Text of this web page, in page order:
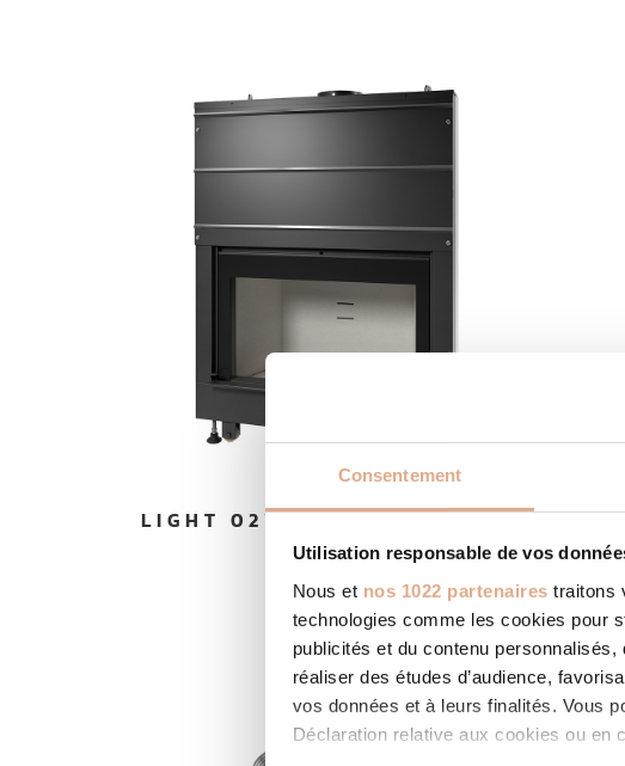
Consentement
Utilisation responsable de vos
Nous et nos 1022 partenaires traitons
technologies comme les cookies pour
publicités et du contenu
réaliser des études d’audience,
vos données et à leurs finalités. Vous
Déclaration relative aux cookies ou en
LIGHT 02V E – Convection
Forcée